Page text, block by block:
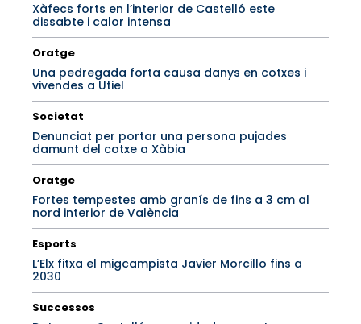
Xàfecs forts en l’interior de Castelló este
dissabte i calor intensa
Oratge
Una pedregada forta causa danys en cotxes i
vivendes a Utiel
Societat
Denunciat per portar una persona pujades
damunt del cotxe a Xàbia
Oratge
Fortes tempestes amb granís de fins a 3 cm al
nord interior de València
Esports
L’Elx fitxa el migcampista Javier Morcillo fins a
2030
Successos